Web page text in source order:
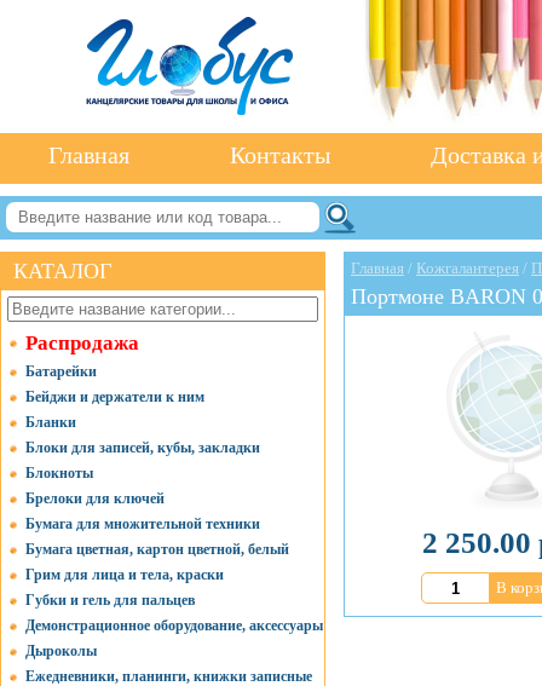
Главная Контакты Доставка
КАТАЛОГ
Распродажа
Батарейки
Бейджи и держатели к ним
Бланки
Блоки для записей, кубы, закладки
Блокноты
Брелоки для ключей
Бумага для множительной техники
Бумага цветная, картон цветной, белый
Грим для лица и тела, краски
Губки и гель для пальцев
Демонстрационное оборудование, аксессуары
Дыроколы
Ежедневники, планинги, книжки записные
Главная / Кожгалантерея /
Портмоне BARON
2 250.00
В